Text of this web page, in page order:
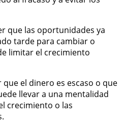
que las oportunidades ya
tarde para cambiar o
limitar el crecimiento
que el dinero es escaso o que
llevar a una mentalidad
crecimiento o las